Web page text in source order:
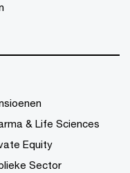
& Life Sciences
Equity
Sector